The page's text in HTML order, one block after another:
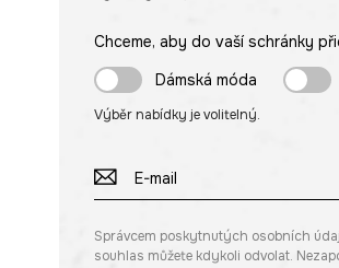
Chceme, aby do vaší schránky
Dámská móda
Výběr nabídky je volitelný.
Správcem poskytnutých osobních
souhlas můžete kdykoli odvolat.